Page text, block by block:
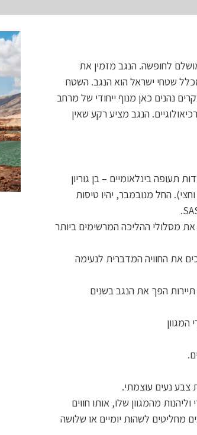
לחופשה. הנגב מזמין את
למסע מרגש ועשיר במגוון הזדמנויות.ישראל היא מדינה קטנה . 60% מכלל שטחי ישראל הוא הנגב. השטח
נהנים כאן מנוף ייחודי של מרחב
הנגב מציע רקע שאין
תעופה בינלאומיים – בן גוריון
החל מנובמבר, יהיו טיסות
מסלולי ההליכה המרשימים ביותר
את החוויה המדברית לנעימה
הפך את הנגב בשנים
המגוון
צבע נעים עוצמתי.
וליהנות מהמגוון שלו, אותו חווים
מחליטים לשהות יומיים או שלושה